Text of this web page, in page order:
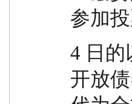
参加
4 日的
开放